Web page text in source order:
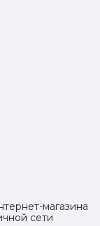
магазина
сети